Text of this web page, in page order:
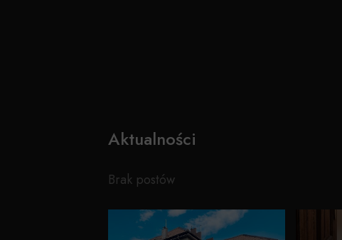
Aktualności
Brak postów